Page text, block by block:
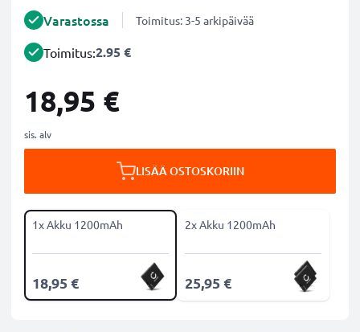
Varastossa Toimitus: 3-5 arkipäivää
Toimitus:2.95 €
18,95 €
sis. alv
LISÄÄ OSTOSKORIIN
1x Akku 1200mAh
18,95 €
2x Akku 1200mAh
25,95 €